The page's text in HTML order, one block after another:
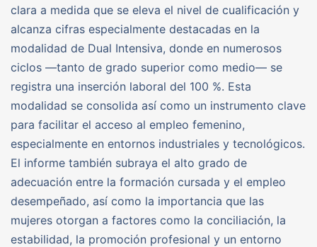
clara a medida que se eleva el nivel de cualificación y
alcanza cifras especialmente destacadas en la
modalidad de Dual Intensiva, donde en numerosos
ciclos —tanto de grado superior como medio— se
registra una inserción laboral del 100 %. Esta
modalidad se consolida así como un instrumento clave
para facilitar el acceso al empleo femenino,
especialmente en entornos industriales y tecnológicos.
El informe también subraya el alto grado de
adecuación entre la formación cursada y el empleo
desempeñado, así como la importancia que las
mujeres otorgan a factores como la conciliación, la
estabilidad, la promoción profesional y un entorno